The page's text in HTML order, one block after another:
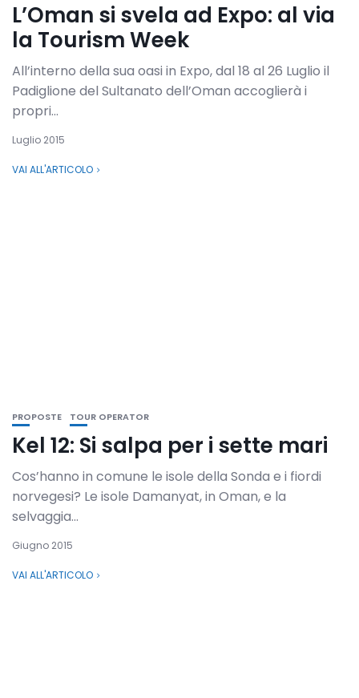
L’Oman si svela ad Expo: al via
la Tourism Week
All’interno della sua oasi in Expo, dal 18 al 26 Luglio il
Padiglione del Sultanato dell’Oman accoglierà i
propri...
Luglio 2015
VAI ALL'ARTICOLO
PROPOSTE TOUR OPERATOR
Kel 12: Si salpa per i sette mari
Cos’hanno in comune le isole della Sonda e i fiordi
norvegesi? Le isole Damanyat, in Oman, e la
selvaggia...
Giugno 2015
VAI ALL'ARTICOLO